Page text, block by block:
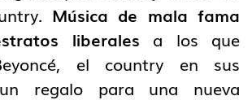
Música de mala fama
liberales a los que
el country en sus
regalo para una nueva